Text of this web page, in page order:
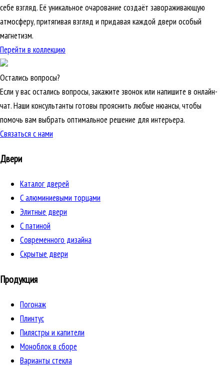
себе взгляд. Её уникальное очарование создаёт завораживающую
атмосферу, притягивая взгляд и придавая каждой двери особый
магнетизм.
Перейти в коллекцию
Остались вопросы?
Если у вас остались вопросы, закажите звонок или напишите в онлайн-
чат. Наши консультанты готовы прояснить любые нюансы, чтобы
помочь вам выбрать оптимальное решение для интерьера.
Связаться с нами
Двери
Каталог дверей
C алюминиевыми торцами
Элитные двери
C патиной
Cовременного дизайна
Скрытые двери
Продукция
Погонаж
Плинтус
Пилястры и капители
Моноблок в сборе
Варианты стекла